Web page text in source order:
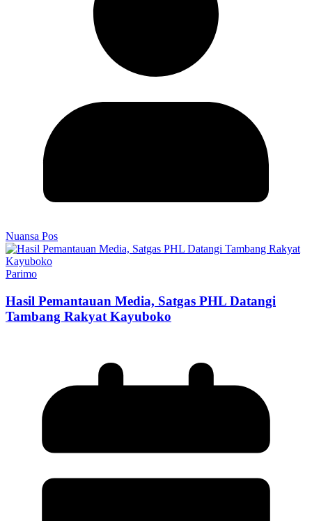
Nuansa Pos
Parimo
Hasil Pemantauan Media, Satgas PHL Datangi
Tambang Rakyat Kayuboko